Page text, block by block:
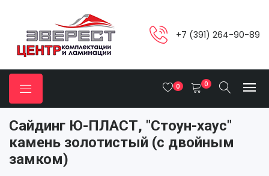
+7 (391) 264-90-89
0 0
Сайдинг Ю-ПЛАСТ, "Стоун-хаус"
камень золотистый (с двойным
замком)